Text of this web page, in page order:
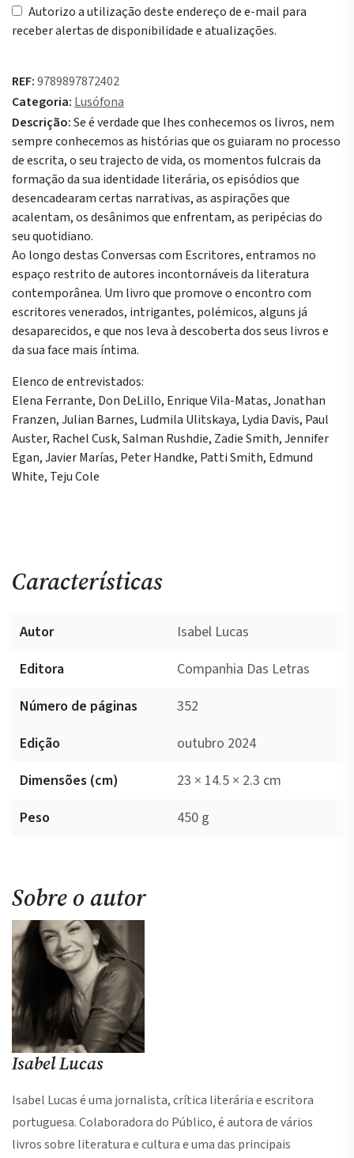
Autorizo a utilização deste endereço de e-mail para
receber alertas de disponibilidade e atualizações.
REF:9789897872402
Categoria: Lusófona
Descrição:Se é verdade que lhes conhecemos os livros, nem
sempre conhecemos as histórias que os guiaram no processo
de escrita, o seu trajecto de vida, os momentos fulcrais da
formação da sua identidade literária, os episódios que
desencadearam certas narrativas, as aspirações que
acalentam, os desânimos que enfrentam, as peripécias do
seu quotidiano.
Ao longo destas Conversas com Escritores, entramos no
espaço restrito de autores incontornáveis da literatura
contemporânea. Um livro que promove o encontro com
escritores venerados, intrigantes, polémicos, alguns já
desaparecidos, e que nos leva à descoberta dos seus livros e
da sua face mais íntima.
Elenco de entrevistados:
Elena Ferrante, Don DeLillo, Enrique Vila-Matas, Jonathan
Franzen, Julian Barnes, Ludmila Ulitskaya, Lydia Davis, Paul
Auster, Rachel Cusk, Salman Rushdie, Zadie Smith, Jennifer
Egan, Javier Marías, Peter Handke, Patti Smith, Edmund
White, Teju Cole
Características
Autor
Isabel Lucas
Editora
Companhia Das Letras
Número de páginas
352
Edição
outubro 2024
Dimensões (cm)
23 × 14.5 × 2.3 cm
Peso
450 g
Sobre o autor
Isabel Lucas
Isabel Lucas é uma jornalista, crítica literária e escritora
portuguesa. Colaboradora do Público, é autora de vários
livros sobre literatura e cultura e uma das principais